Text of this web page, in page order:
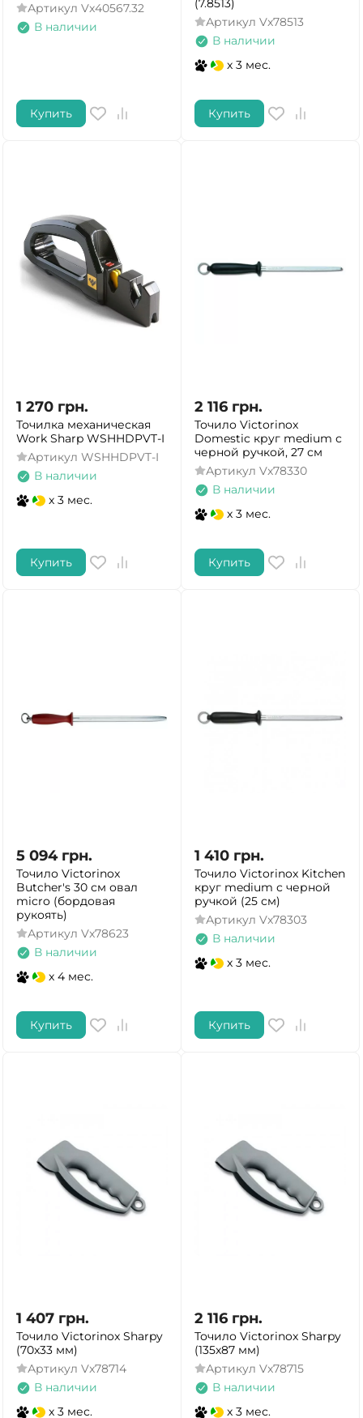
Артикул Vx40567.32
В наличии
Купить
(7.8513)
Артикул Vx78513
В наличии
x 3 мес.
Купить
1 270 грн.
Точилка механическая
Work Sharp WSHHDPVT-I
Артикул WSHHDPVT-I
В наличии
x 3 мес.
Купить
2 116 грн.
Точило Victorinox
Domestic круг medium с
черной ручкой, 27 см
Артикул Vx78330
В наличии
x 3 мес.
Купить
5 094 грн.
Точило Victorinox
Butcher's 30 см овал
micro (бордовая
рукоять)
Артикул Vx78623
В наличии
x 4 мес.
Купить
1 410 грн.
Точило Victorinox Kitchen
круг medium с черной
ручкой (25 см)
Артикул Vx78303
В наличии
x 3 мес.
Купить
1 407 грн.
Точило Victorinox Sharpy
(70x33 мм)
Артикул Vx78714
В наличии
x 3 мес.
2 116 грн.
Точило Victorinox Sharpy
(135x87 мм)
Артикул Vx78715
В наличии
x 3 мес.